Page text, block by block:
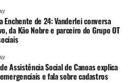
Enchente de 24: Vanderlei conversa
da Kão Nobre e parceiro do Grupo OT
Assistência Social de Canoas explica
e fala sobre cadastros